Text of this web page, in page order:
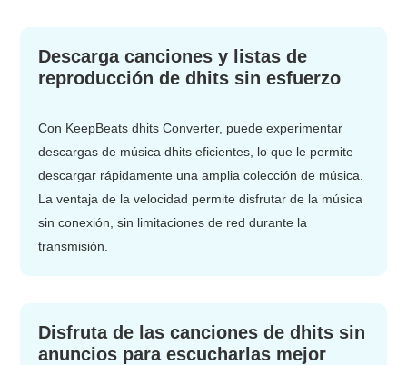
Descarga canciones y listas de
reproducción de dhits sin esfuerzo
Con KeepBeats dhits Converter, puede experimentar
descargas de música dhits eficientes, lo que le permite
descargar rápidamente una amplia colección de música.
La ventaja de la velocidad permite disfrutar de la música
sin conexión, sin limitaciones de red durante la
transmisión.
Disfruta de las canciones de dhits sin
anuncios para escucharlas mejor